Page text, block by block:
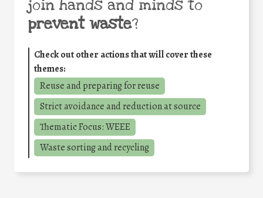
join hands and minds to
prevent waste?
Check out other actions that will cover these
themes:
Reuse and preparing for reuse
Strict avoidance and reduction at source
Thematic Focus: WEEE
Waste sorting and recycling